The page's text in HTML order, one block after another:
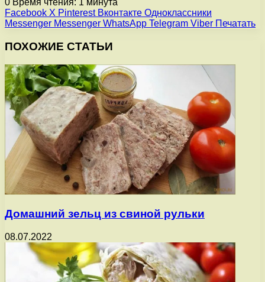
0 Время чтения: 1 минута
Facebook X Pinterest Вконтакте Одноклассники
Messenger Messenger WhatsApp Telegram Viber Печатать
ПОХОЖИЕ СТАТЬИ
Домашний зельц из свиной рульки
08.07.2022